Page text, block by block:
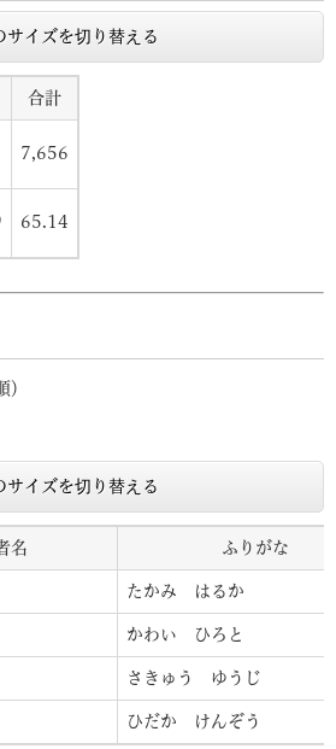
サイズを切り替える
合計
7,656
65.14
）
サイズを切り替える
名 ふりがな
たかみ はるか
かわい ひろと
さきゅう ゆうじ
ひだか けんぞう